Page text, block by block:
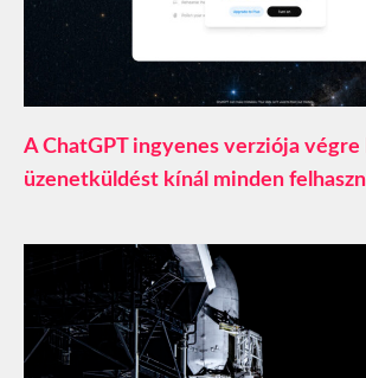
A ChatGPT ingyenes verziója
üzenetküldést kínál minden